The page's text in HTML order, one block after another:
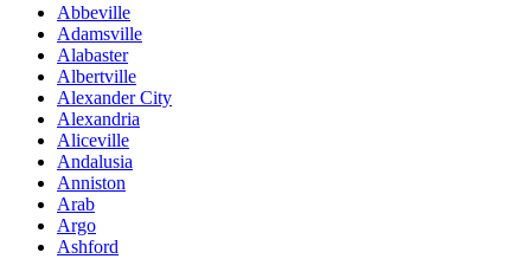
Abbeville
Adamsville
Alabaster
Albertville
Alexander City
Alexandria
Aliceville
Andalusia
Anniston
Arab
Argo
Ashford